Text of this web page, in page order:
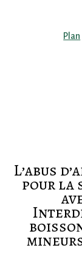
Plan
L’abus
pour la